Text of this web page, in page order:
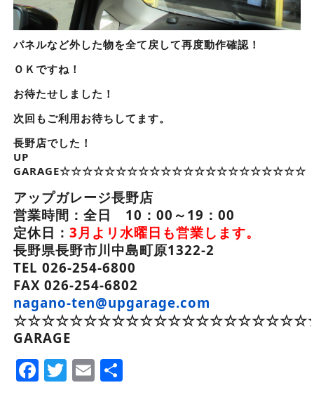
パネルなど外した物を全て戻して再度動作確認！
ＯＫですね！
お待たせしました！
次回もご利用お待ちしてます。
長野店でした！
UP
GARAGE☆☆☆☆☆☆☆☆☆☆☆☆☆☆☆☆☆☆☆☆☆☆
アップガレージ長野店
営業時間：全日 10：00～19：00
定休日： 3月よリ水曜日も営業します。
長野県長野市川中島町原1322-2
TEL 026-254-6800
FAX 026-254-6802
nagano-ten@upgarage.com
GARAGE
Facebook
Twitter
EmailShare